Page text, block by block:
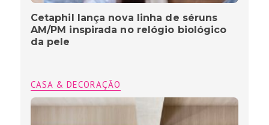
Cetaphil lança nova linha de séruns
AM/PM inspirada no relógio biológico
da pele
CASA & DECORAÇÃO